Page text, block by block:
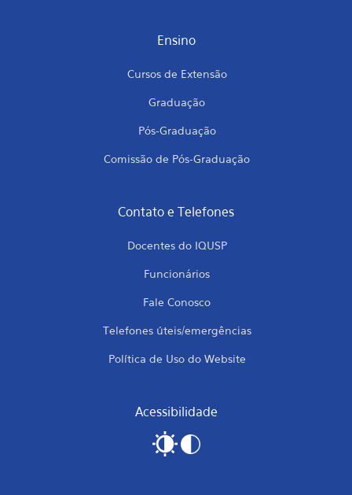
Ensino
Cursos de Extensão
Graduação
Pós-Graduação
Comissão de Pós-Graduação
Contato e Telefones
Docentes do IQUSP
Funcionários
Fale Conosco
Telefones úteis/emergências
Política de Uso do Website
Acessibilidade